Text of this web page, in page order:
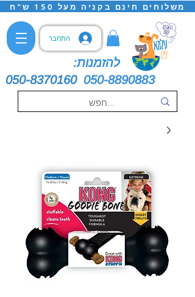
משלוחים חינם בקניה מעל 150 ש"ח
התחבר
להזמנות:
050-8370160 050-8890883